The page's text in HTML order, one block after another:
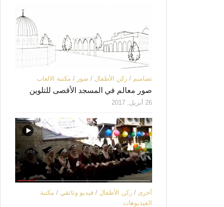
تصاميم / ركن الأطفال / صور / مكتبة الالعاب
صور معالم في المسجد الأقصى للتلوين
26 أبريل, 2017
أخرى / ركن الأطفال / فيديو وثائقي / مكتبة
الفيديوهات